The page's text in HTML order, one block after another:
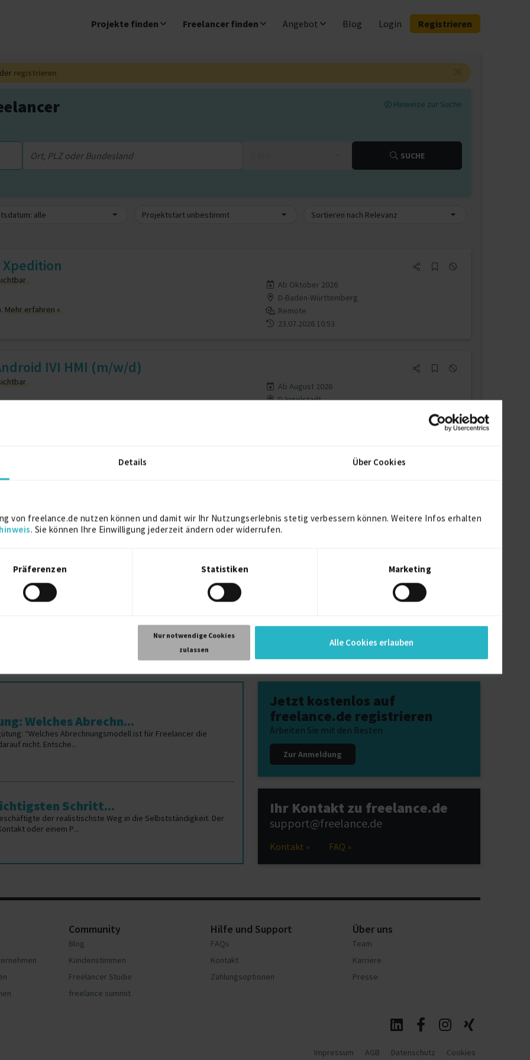
Details Über Cookies
von freelance.de nutzen können und damit wir Ihr Nutzungserlebnis stetig verbessern können. Weitere Infos erhalten
. Sie können Ihre Einwilligung jederzeit ändern oder widerrufen.
Präferenzen Statistiken Marketing
Nur notwendige Cookies
zulassen
Alle Cookies erlauben
Projekte finden Freelancer finden Angebot Blog Login Registrieren
registrieren
Hinweise zur Suche
SUCHE
alle Projektstart unbestimmt
Sortieren nach Relevanz
Mehr erfahren »
Ab Oktober 2026
D-Baden-Württemberg
Remote
23.07.2026 10:53
IVI HMI (m/w/d)
Ab August 2026
D-Ingolstadt
Referenzarchitektur Projekte für Freiberufler
Role Based Access Control Projekte für
Freiberufler
Reporting-Tools Projekte für Freiberufler
Rechtsanwaltsfachangestellte Projekte für
Requirements Engineering Projekte für
Richtlinien als Code Projekte für Freiberufler
Welches Abrechn...
“Welches Abrechnungsmodell ist für Freelancer die
nicht. Entsche...
Schritt...
der realistischste Weg in die Selbstständigkeit. Der
oder einem P...
Jetzt kostenlos auf
freelance.de registrieren
Arbeiten Sie mit den Besten
Zur Anmeldung
Ihr Kontakt zu freelance.de
support@freelance.de
Kontakt » FAQ »
Community
Blog
Kundenstimmen
Freelancer Studie
freelance summit
Hilfe und Support
FAQs
Kontakt
Zahlungsoptionen
Über uns
Team
Karriere
Presse
Impressum AGB Datenschutz Cookies